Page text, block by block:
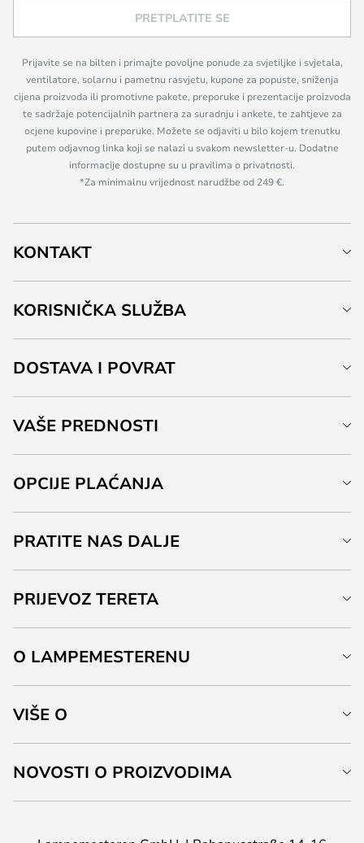
PRETPLATITE SE
Prijavite se na bilten i primajte povoljne ponude za svjetiljke i svjetala,
ventilatore, solarnu i pametnu rasvjetu, kupone za popuste, sniženja
cijena proizvoda ili promotivne pakete, preporuke i prezentacije proizvoda
te sadržaje potencijalnih partnera za suradnju i ankete, te zahtjeve za
ocjene kupovine i preporuke. Možete se odjaviti u bilo kojem trenutku
putem odjavnog linka koji se nalazi u svakom newsletter-u. Dodatne
informacije dostupne su u pravilima o privatnosti.
*Za minimalnu vrijednost narudžbe od 249 €.
KONTAKT
KORISNIČKA SLUŽBA
DOSTAVA I POVRAT
VAŠE PREDNOSTI
OPCIJE PLAĆANJA
PRATITE NAS DALJE
PRIJEVOZ TERETA
O LAMPEMESTERENU
VIŠE O
NOVOSTI O PROIZVODIMA